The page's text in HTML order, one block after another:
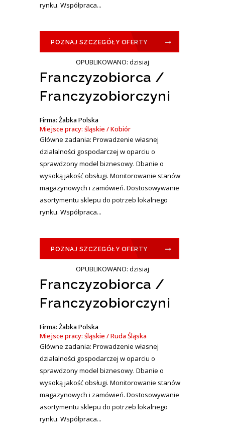
rynku. Współpraca...
POZNAJ SZCZEGÓŁY OFERTY
OPUBLIKOWANO: dzisiaj
Franczyzobiorca /
Franczyzobiorczyni
Firma: Żabka Polska
Miejsce pracy: śląskie / Kobiór
Główne zadania: Prowadzenie własnej
działalności gospodarczej w oparciu o
sprawdzony model biznesowy. Dbanie o
wysoką jakość obsługi. Monitorowanie stanów
magazynowych i zamówień. Dostosowywanie
asortymentu sklepu do potrzeb lokalnego
rynku. Współpraca...
POZNAJ SZCZEGÓŁY OFERTY
OPUBLIKOWANO: dzisiaj
Franczyzobiorca /
Franczyzobiorczyni
Firma: Żabka Polska
Miejsce pracy: śląskie / Ruda Śląska
Główne zadania: Prowadzenie własnej
działalności gospodarczej w oparciu o
sprawdzony model biznesowy. Dbanie o
wysoką jakość obsługi. Monitorowanie stanów
magazynowych i zamówień. Dostosowywanie
asortymentu sklepu do potrzeb lokalnego
rynku. Współpraca...